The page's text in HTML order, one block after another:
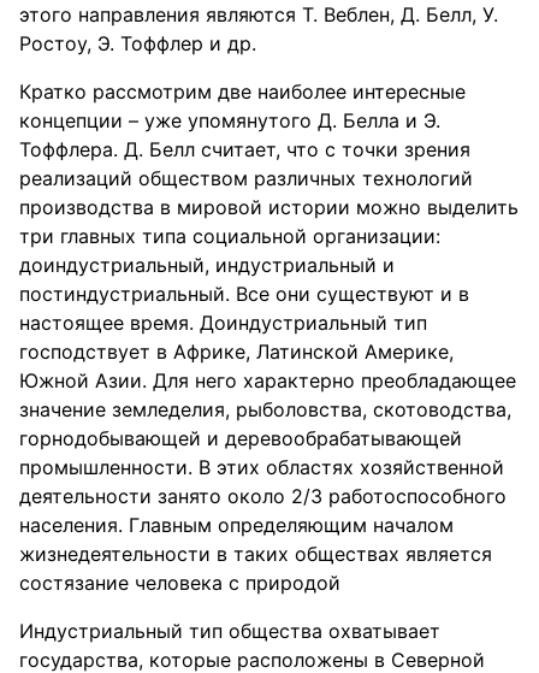
этого направления являются Т. Веблен, Д. Белл, У.
Ростоу, Э. Тоффлер и др.
Кратко рассмотрим две наиболее интересные
концепции – уже упомянутого Д. Белла и Э.
Тоффлера. Д. Белл считает, что с точки зрения
реализаций обществом различных технологий
производства в мировой истории можно выделить
три главных типа социальной организации:
доиндустриальный, индустриальный и
постиндустриальный. Все они существуют и в
настоящее время. Доиндустриальный тип
господствует в Африке, Латинской Америке,
Южной Азии. Для него характерно преобладающее
значение земледелия, рыболовства, скотоводства,
горнодобывающей и деревообрабатывающей
промышленности. В этих областях хозяйственной
деятельности занято около 2/3 работоспособного
населения. Главным определяющим началом
жизнедеятельности в таких обществах является
состязание человека с природой
Индустриальный тип общества охватывает
государства, которые расположены в Северной